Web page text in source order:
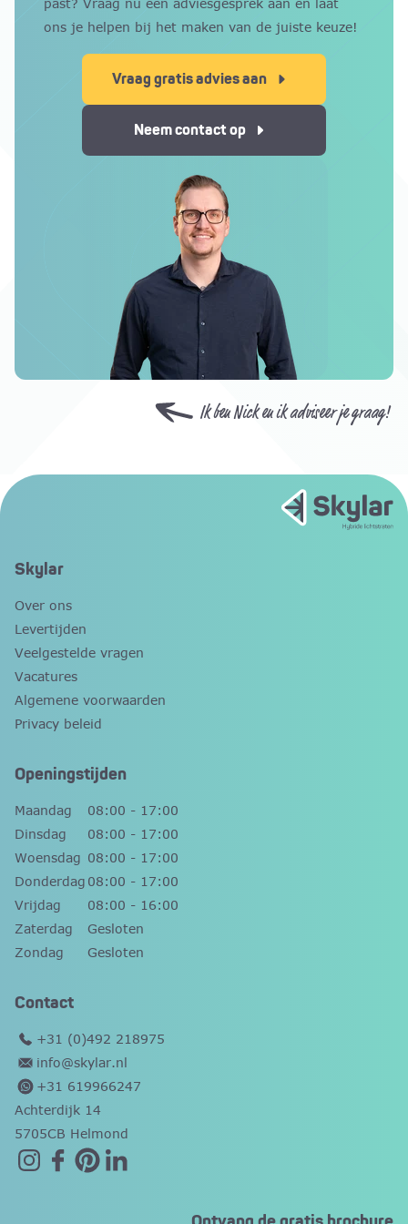
dauwvorming ontstaan. Dat is een natuurlijk
verschijnsel. Om dit te beperken adviseren wij de
optie ventilatiesleuf, zodat vocht beter kan
ontsnappen en het glas sneller opdroogt.
Ik ben Nick en ik adviseer je graag!
past? Vraag nu een adviesgesprek aan en laat
ons je helpen bij het maken van de juiste keuze!
Vraag gratis advies aan
Neem contact op
Contact
+31 (0)492 218975
info@skylar.nl
+31 619966247
Achterdijk 14
5705CB Helmond
Openingstijden
Maandag
08:00 - 17:00
Dinsdag
08:00 - 17:00
Woensdag 08:00 - 17:00
Donderdag 08:00 - 17:00
Vrijdag
08:00 - 16:00
Zaterdag
Gesloten
Zondag
Gesloten
Skylar
Over ons
Levertijden
Veelgestelde vragen
Vacatures
Algemene voorwaarden
Privacy beleid